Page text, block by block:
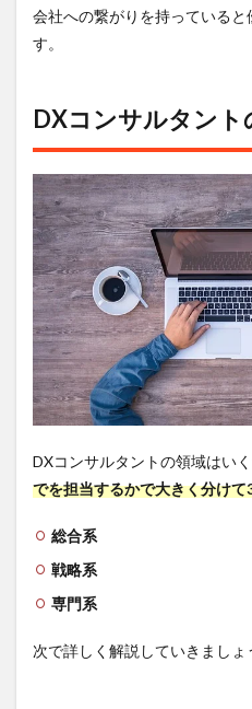
会社への繋がりを持っている
す。
DXコンサルタント
DXコンサルタントの領域はい
でを担当するかで大きく分け
総合系
戦略系
専門系
次で詳しく解説していきましょ